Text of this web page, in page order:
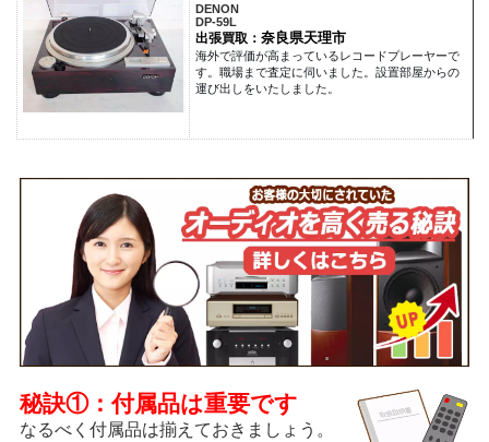
DENON
DP-59L
出張買取： 奈良県天理市
海外で評価が高まっているレコードプレーヤーで
す。職場まで査定に伺いました。設置部屋からの
運び出しをいたしました。
秘訣①：付属品は重要です
なるべく付属品は揃えておきましょう。